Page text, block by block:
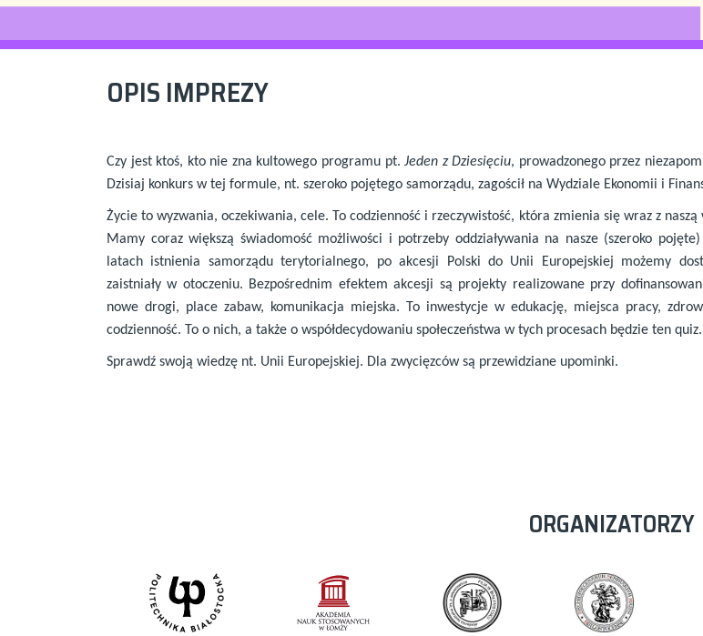
OPIS IMPREZY
Czy jest ktoś, kto nie zna kultowego programu pt.Jeden z Dziesięciu, prowadzonego przez
Dzisiaj konkurs w tej formule, nt. szeroko pojętego samorządu, zagościł na Wydziale Ekonomii i
Życie to wyzwania, oczekiwania, cele. To codzienność i rzeczywistość, która zmienia się wraz z
Mamy coraz większą świadomość możliwości i potrzeby oddziaływania na nasze (szeroko
latach istnienia samorządu terytorialnego, po akcesji Polski do Unii Europejskiej możemy
zaistniały w otoczeniu. Bezpośrednim efektem akcesji są projekty realizowane przy
nowe drogi, place zabaw, komunikacja miejska. To inwestycje w edukację, miejsca pracy,
codzienność. To o nich, a także o współdecydowaniu społeczeństwa w tych procesach będzie ten quiz.
Sprawdź swoją wiedzę nt. Unii Europejskiej. Dla zwycięzców są przewidziane upominki.
ORGANIZATORZY